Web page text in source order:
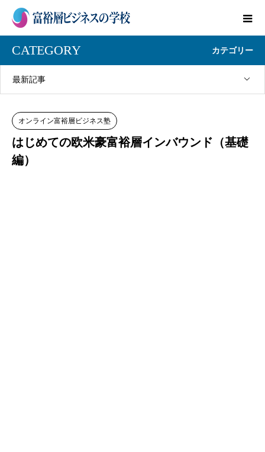
CATEGORY カテゴリー
最新記事
オンライン富裕層ビジネス塾
はじめての欧米豪富裕層インバウンド（基礎
編）